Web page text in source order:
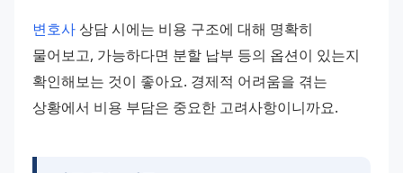
변호사 상담 시에는 비용 구조에 대해 명확히
물어보고, 가능하다면 분할 납부 등의 옵션이 있는지
확인해보는 것이 좋아요. 경제적 어려움을 겪는
상황에서 비용 부담은 중요한 고려사항이니까요.